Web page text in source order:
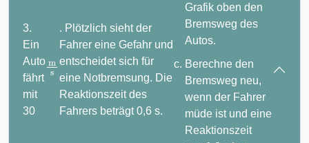
3.
Ein
Auto
fährt
mit
30
ms
. Plötzlich sieht der
Fahrer eine Gefahr und
entscheidet sich für
eine Notbremsung. Die
Reaktionszeit des
Fahrers beträgt 0,6 s.
Grafik oben den
Bremsweg des
Autos.
Berechne den
Bremsweg neu,
wenn der Fahrer
müde ist und eine
Reaktionszeit